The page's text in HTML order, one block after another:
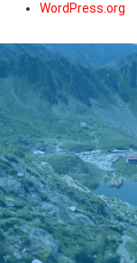
WordPress.org